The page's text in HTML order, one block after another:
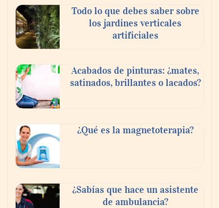
buscan proyectar talento mexicano y
fortalecer el turismo médico
Todo lo que debes saber sobre
los jardines verticales
artificiales
Acabados de pinturas: ¿mates,
satinados, brillantes o lacados?
¿Qué es la magnetoterapia?
¿Sabías que hace un asistente
de ambulancia?